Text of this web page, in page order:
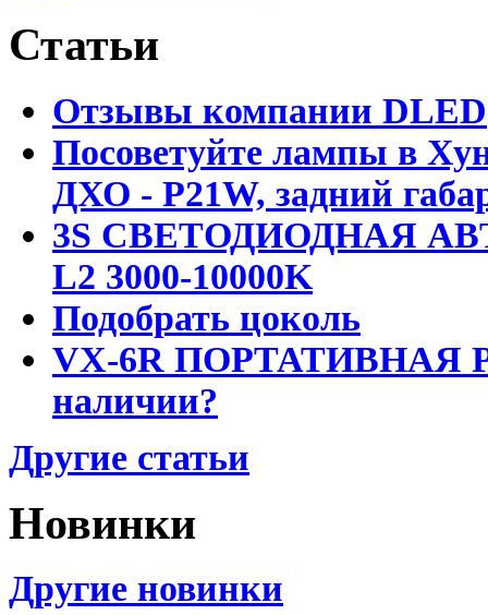
Статьи
Отзывы компании DLED
Посоветуйте лампы в
ДХО - P21W, задний
3S СВЕТОДИОДНАЯ
L2 3000-10000K
Подобрать цоколь
VX-6R ПОРТАТИВНАЯ
наличии?
Другие статьи
Новинки
Другие новинки